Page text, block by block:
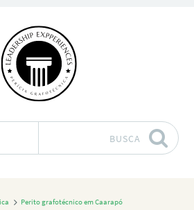
BUSCA
Perito grafotécnico em Caarapó